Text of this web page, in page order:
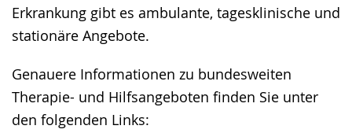
Erkrankung gibt es ambulante, tagesklinische und
stationäre Angebote.
Genauere Informationen zu bundesweiten
Therapie- und Hilfsangeboten finden Sie unter
den folgenden Links: